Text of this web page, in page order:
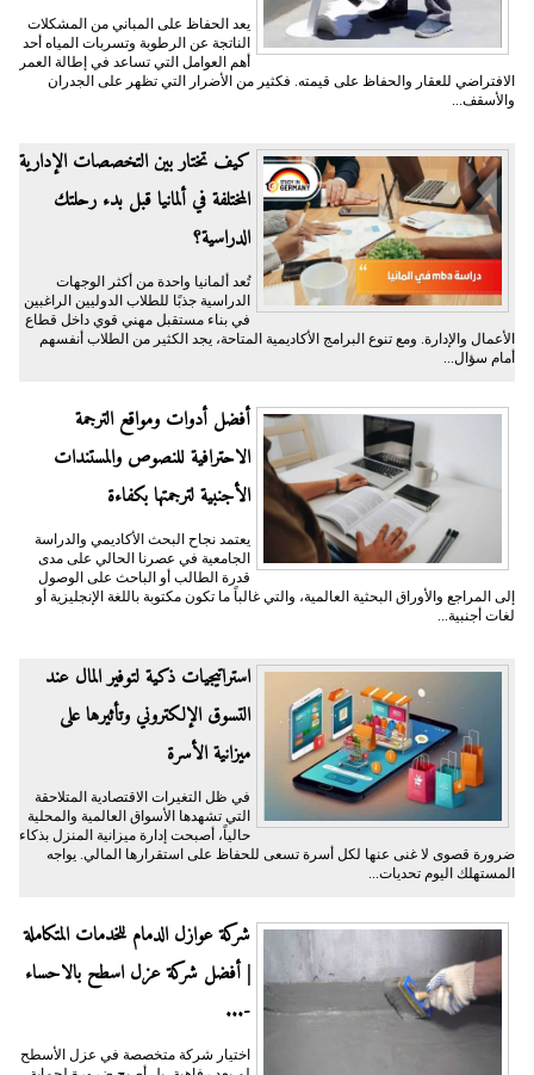
يعد الحفاظ على المباني من المشكلات
الناتجة عن الرطوبة وتسربات المياه أحد
أهم العوامل التي تساعد في إطالة العمر
الافتراضي للعقار والحفاظ على قيمته. فكثير من الأضرار التي تظهر على الجدران
والأسقف...
كيف تختار بين التخصصات الإدارية
المختلفة في ألمانيا قبل بدء رحلتك
الدراسية؟
تُعد ألمانيا واحدة من أكثر الوجهات
الدراسية جذبًا للطلاب الدوليين الراغبين
في بناء مستقبل مهني قوي داخل قطاع
الأعمال والإدارة. ومع تنوع البرامج الأكاديمية المتاحة، يجد الكثير من الطلاب أنفسهم
أمام سؤال...
أفضل أدوات ومواقع الترجمة
الاحترافية للنصوص والمستندات
الأجنبية لترجمتها بكفاءة
يعتمد نجاح البحث الأكاديمي والدراسة
الجامعية في عصرنا الحالي على مدى
قدرة الطالب أو الباحث على الوصول
إلى المراجع والأوراق البحثية العالمية، والتي غالباً ما تكون مكتوبة باللغة الإنجليزية أو
لغات أجنبية...
​استراتيجيات ذكية لتوفير المال عند
التسوق الإلكتروني وتأثيرها على
ميزانية الأسرة
​في ظل التغيرات الاقتصادية المتلاحقة
التي تشهدها الأسواق العالمية والمحلية
حالياً، أصبحت إدارة ميزانية المنزل بذكاء
ضرورة قصوى لا غنى عنها لكل أسرة تسعى للحفاظ على استقرارها المالي. يواجه
المستهلك اليوم تحديات...
شركة عوازل الدمام للخدمات المتكاملة
| أفضل شركة عزل اسطح بالاحساء
-...
اختيار شركة متخصصة في عزل الأسطح